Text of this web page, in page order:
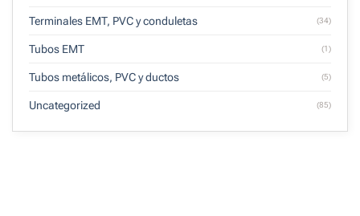
Terminales EMT, PVC y conduletas (34)
Tubos EMT (1)
Tubos metálicos, PVC y ductos (5)
Uncategorized (85)